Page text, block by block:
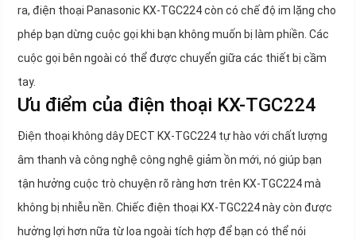
ra, điện thoại Panasonic KX-TGC224 còn có chế độ im lặng cho
phép bạn dừng cuộc gọi khi bạn không muốn bị làm phiền. Các
cuộc gọi bên ngoài có thể được chuyển giữa các thiết bị cầm
tay.
Ưu điểm của điện thoại KX-TGC224
Điện thoại không dây DECT KX-TGC224 tự hào với chất lượng
âm thanh và công nghệ công nghệ giảm ồn mới, nó giúp bạn
tận hưởng cuộc trò chuyện rõ ràng hơn trên KX-TGC224 mà
không bị nhiễu nền. Chiếc điện thoại KX-TGC224 này còn được
hưởng lợi hơn nữa từ loa ngoài tích hợp để bạn có thể nói